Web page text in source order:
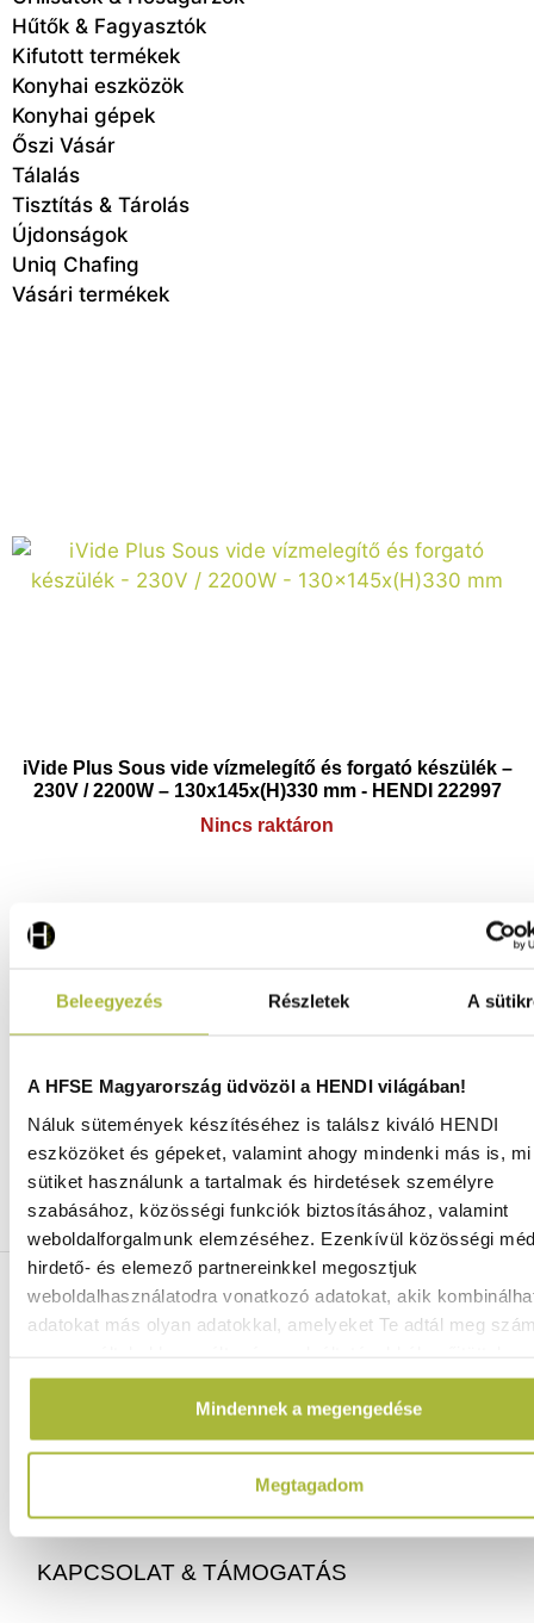
Beleegyezés Részletek A
A HFSE Magyarország üdvözöl a HENDI világában!
Náluk sütemények készítéséhez is találsz kiváló HENDI
eszközöket és gépeket, valamint ahogy mindenki más is,
sütiket használunk a tartalmak és hirdetések személyre
szabásához, közösségi funkciók biztosításához, valamint
weboldalforgalmunk elemzéséhez. Ezenkívül közösségi
hirdető- és elemező partnereinkkel megosztjuk
weboldalhasználatodra vonatkozó adatokat, akik
adatokat más olyan adatokkal, amelyeket Te adtál meg
Mindennek a megengedése
Megtagadom
Hűtők & Fagyasztók
Kifutott termékek
Konyhai eszközök
Konyhai gépek
Őszi Vásár
Tálalás
Tisztítás & Tárolás
Újdonságok
Uniq Chafing
Vásári termékek
iVide Plus Sous vide vízmelegítő és forgató készülék –
230V / 2200W – 130x145x(H)330 mm - HENDI 222997
Nincs raktáron
Ingyenes szállítás 25 000 Ft felett
Szállítás akár 1 munkanapon belül
Mindig a legkedvezőbb HENDI árak
Több mint 2000 termék raktáron
ELÉRHETŐSÉGEINK
info@hfse.hu
KAPCSOLAT & TÁMOGATÁS